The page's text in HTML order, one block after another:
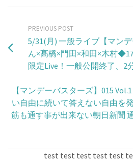
PREVIOUS POST
5/31(月) 一般ライブ【マン
ん×髙橋×門田×和田×木村
限定Live！一般公開終了、2
【マンデーバスターズ】015
い自由に続いて答えない自由を
筋も通す事が出来ない朝日新聞
test test test test test